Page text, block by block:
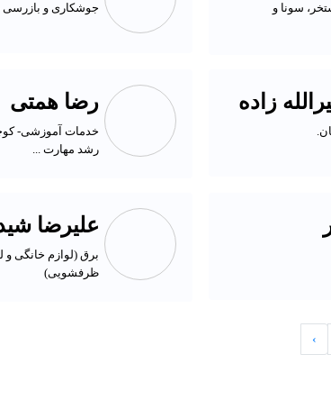
سونا و
جوشکاری و
زاده رضا همتی
خدمات آموزشی-
رشد مهارت ...
علیرضا
برق (لوازم خانگی و
ظرفشویی)
›